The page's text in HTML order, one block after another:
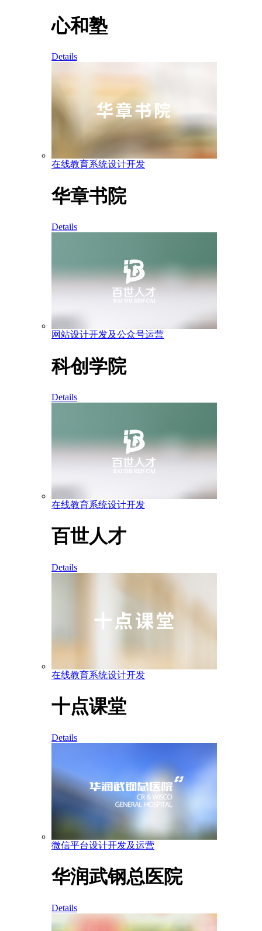
心和塾
Details
在线教育系统设计开发
华章书院
Details
网站设计开发及公众号运营
科创学院
Details
在线教育系统设计开发
百世人才
Details
在线教育系统设计开发
十点课堂
Details
微信平台设计开发及运营
华润武钢总医院
Details